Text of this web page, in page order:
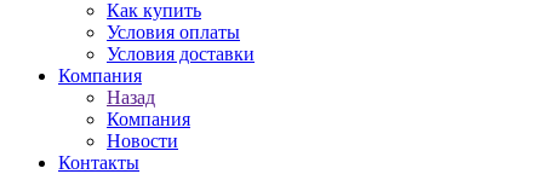
Как купить
Условия оплаты
Условия доставки
Компания
Назад
Компания
Новости
Контакты